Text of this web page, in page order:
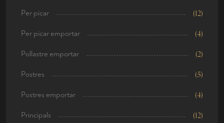
Per picar (12)
Per picar emportar (4)
Pollastre emportar (2)
Postres (5)
Postres emportar (4)
Principals (12)